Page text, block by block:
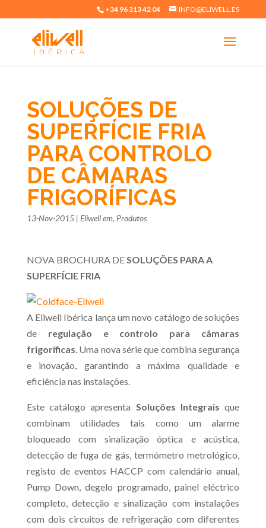
+34 96 313 42 04 INFO@ELIWELL.ES
SOLUÇÕES DE
SUPERFÍCIE FRIA
PARA CONTROLO
DE CÂMARAS
FRIGORÍFICAS
13-Nov-2015| Eliwell em, Produtos
NOVA BROCHURA DESOLUÇÕES PARA A
SUPERFÍCIE FRIA
A Eliwell Ibérica lança um novo catálogo de soluções
de regulação e controlo
para câmaras
frigoríficas. Uma nova série que combina segurança
e inovação, garantindo a máxima qualidade e
eficiência nas instalações.
Este catálogo apresenta Soluções Integrais que
combinam utilidades tais como um alarme
bloqueado com sinalização óptica e acústica,
detecção de fuga de gás, termómetro metrológico,
registo de eventos HACCP com calendário anual,
Pump Down, degelo programado, painel eléctrico
completo, detecção e sinalização com instalações
com dois circuitos de refrigeração com diferentes